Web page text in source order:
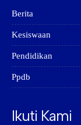
Berita
Kesiswaan
Pendidikan
Ppdb
Ikuti Kami